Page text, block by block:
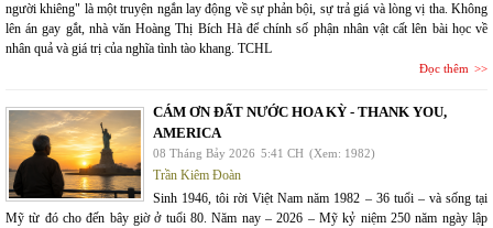
người khiêng" là một truyện ngắn lay động về sự phản bội, sự trả giá và lòng vị tha. Không
lên án gay gắt, nhà văn Hoàng Thị Bích Hà để chính số phận nhân vật cất lên bài học về
nhân quả và giá trị của nghĩa tình tào khang. TCHL
Đọc thêm
CÁM ƠN ĐẤT NƯỚC HOA KỲ - THANK YOU,
AMERICA
08 Tháng Bảy 2026 5:41 CH (Xem: 1982)
Trần Kiêm Đoàn
Sinh 1946, tôi rời Việt Nam năm 1982 – 36 tuổi – và sống tại
Mỹ từ đó cho đến bây giờ ở tuổi 80. Năm nay – 2026 – Mỹ kỷ niệm 250 năm ngày lập